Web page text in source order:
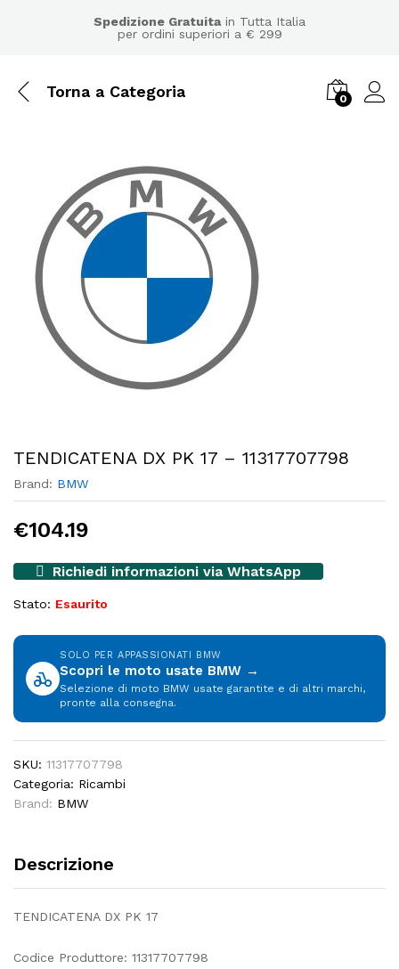
Spedizione Gratuitain Tutta Italia
per ordini superiori a € 299
Torna a Categoria 0
TENDICATENA DX PK 17 – 11317707798
Brand: BMW
€104.19
Richiedi informazioni via WhatsApp
Stato: Esaurito
SOLO PER APPASSIONATI BMW
Scopri le moto usate BMW →
Selezione di moto BMW usate garantite e di altri marchi,
pronte alla consegna.
SKU: 11317707798
Categoria: Ricambi
Brand: BMW
Descrizione
TENDICATENA DX PK 17
Codice Produttore: 11317707798